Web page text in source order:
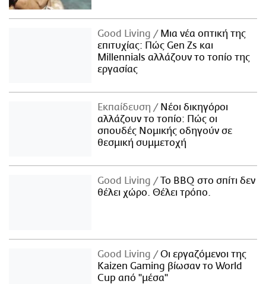
Good Living
Μια νέα οπτική της
επιτυχίας: Πώς Gen Zs και
Millennials αλλάζουν το τοπίο της
εργασίας
Εκπαίδευση
Νέοι δικηγόροι
αλλάζουν το τοπίο: Πώς οι
σπουδές Νομικής οδηγούν σε
θεσμική συμμετοχή
Good Living
Το BBQ στο σπίτι δεν
θέλει χώρο. Θέλει τρόπο.
Good Living
Οι εργαζόμενοι της
Kaizen Gaming βίωσαν το World
Cup από "μέσα"